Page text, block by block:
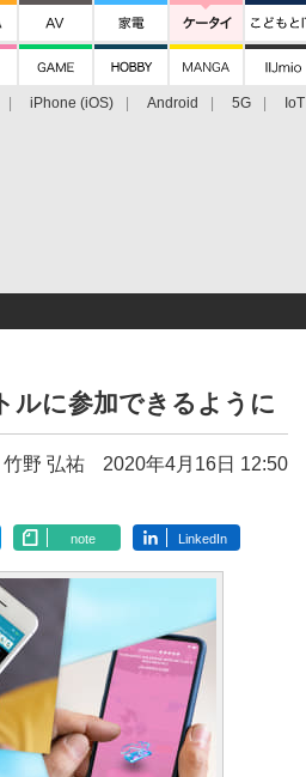
iPhone (iOS) Android 5G IoT
ルに参加できるように
竹野 弘祐 2020年4月16日 12:50
note LinkedIn